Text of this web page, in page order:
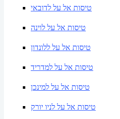
טיסות אל על לדובאי
טיסות אל על לוינה
טיסות אל על ללונדון
טיסות אל על למדריד
טיסות אל על למינכן
טיסות אל על לניו יורק